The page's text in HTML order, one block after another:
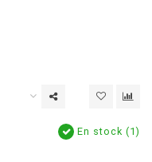
En stock (1)